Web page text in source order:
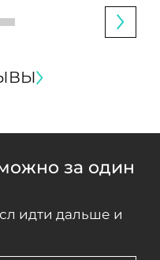
за один
идти дальше и